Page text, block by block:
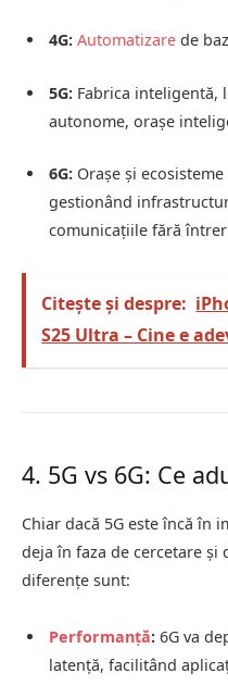
4G: Automatizare de
5G: Fabrica inteligentă,
autonome, orașe
6G: Orașe și
gestionând
comunicațiile fără
Citește și despre:
S25 Ultra – Cine e
4. 5G vs 6G: Ce
Chiar dacă 5G este încă în
deja în faza de cercetare și
diferențe sunt:
Performanță: 6G va
latență, facilitând